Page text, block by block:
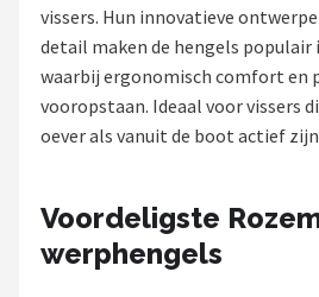
Westin
Spro
Korda
Rapala
vissers. Hun innovatieve
detail maken de hengels populair
waarbij ergonomisch comfort en
vooropstaan. Ideaal voor vissers
oever als vanuit de boot actief
Voordeligste
werphengels